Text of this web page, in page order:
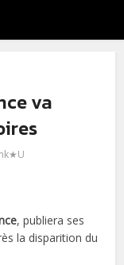
va
, publiera ses
la disparition du